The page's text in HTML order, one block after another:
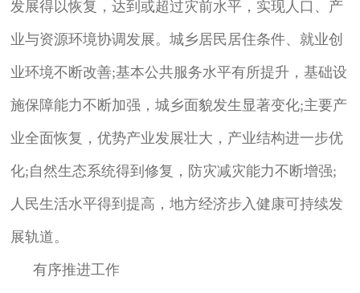
发展得以恢复，达到或超过灾前水平，实现人口、产
业与资源环境协调发展。城乡居民居住条件、就业创
业环境不断改善;基本公共服务水平有所提升，基础设
施保障能力不断加强，城乡面貌发生显著变化;主要产
业全面恢复，优势产业发展壮大，产业结构进一步优
化;自然生态系统得到修复，防灾减灾能力不断增强;
人民生活水平得到提高，地方经济步入健康可持续发
展轨道。
有序推进工作